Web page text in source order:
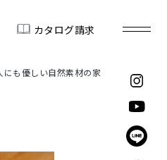
カタログ請求
にも優しい自然素材の家